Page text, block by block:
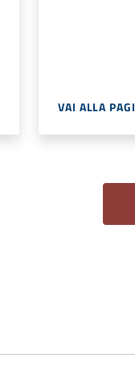
VAI ALLA